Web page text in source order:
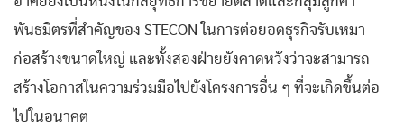
พันธมิตรที่สำคัญของ STECON ในการต่อยอดธุรกิจรับเหมา
ก่อสร้างขนาดใหญ่ และทั้งสองฝ่ายยังคาดหวังว่าจะสามารถ
สร้างโอกาสในความร่วมมือไปยังโครงการอื่น ๆ ที่จะเกิดขึ้นต่อ
ไปในอนาคต